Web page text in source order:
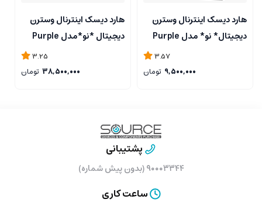
هارد دیسک اینترنال وسترن
دیجیتال* نو* مدل Purple
3.57
9,500,000 تومان
هارد دیسک اینترنال وسترن
دیجیتال *نو*مدل Purple
ظرفیت 4 ترابایت با گارانتی
3.25
38,500,000 تومان
پشتیبانی
۹۰۰۰۳۳۴۴ (بدون پیش شماره)
ساعت کاری